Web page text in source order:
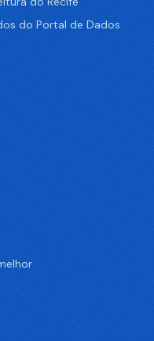
do Portal de Dados